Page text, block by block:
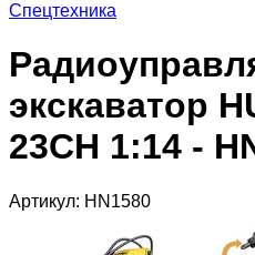
Спецтехника
экскаватор
23CH 1:14 -
Артикул: HN1580